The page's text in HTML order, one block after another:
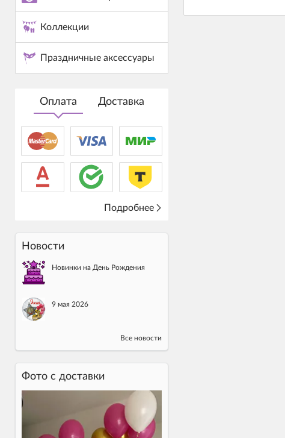
Коллекции
Праздничные аксессуары
Оплата Доставка
Подробнее
Новости
Новинки на День Рождения
9 мая 2026
Все новости
Фото c доставки